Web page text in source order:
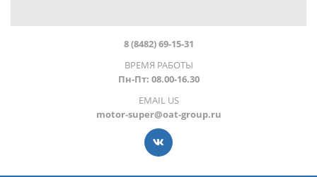
8 (8482) 69-15-31
ВРЕМЯ РАБОТЫ
Пн-Пт: 08.00-16.30
EMAIL US
motor-super@oat-group.ru